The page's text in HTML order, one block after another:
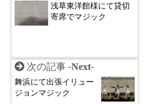
浅草東洋館様にて貸切
寄席でマジック
次の記事 -Next-
舞浜にて出張イリュー
ジョンマジック